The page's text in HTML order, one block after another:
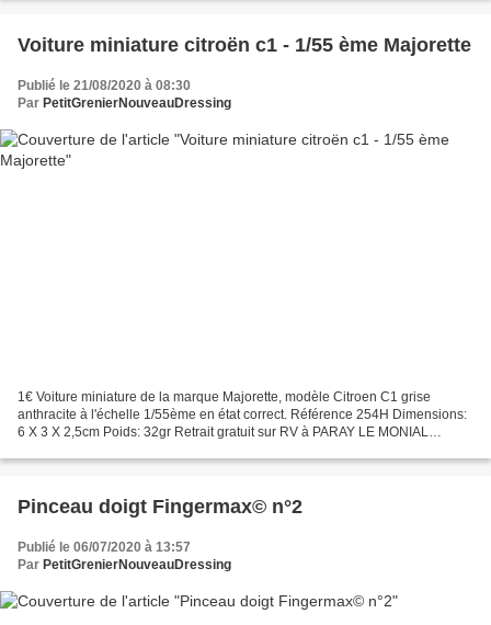
Voiture miniature citroën c1 - 1/55 ème Majorette
Publié le 21/08/2020 à 08:30
Par PetitGrenierNouveauDressing
1€ Voiture miniature de la marque Majorette, modèle Citroen C1 grise
anthracite à l'échelle 1/55ème en état correct. Référence 254H Dimensions:
6 X 3 X 2,5cm Poids: 32gr Retrait gratuit sur RV à PARAY LE MONIAL
Pinceau doigt Fingermax© n°2
Publié le 06/07/2020 à 13:57
Par PetitGrenierNouveauDressing